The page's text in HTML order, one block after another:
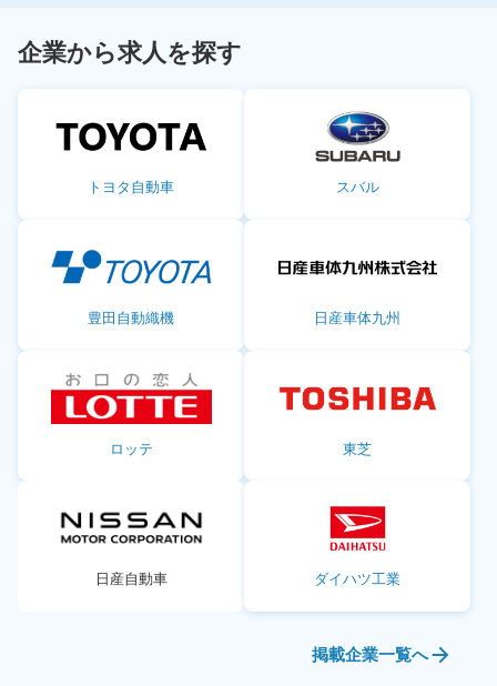
企業から求人を探す
トヨタ自動車 スバル
豊田自動織機 日産車体九州
ロッテ 東芝
日産自動車 ダイハツ工業
掲載企業一覧へ